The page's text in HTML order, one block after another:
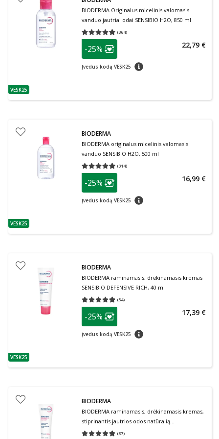
patarimas
VESK25
BIODERMA Originalus micelinis valomasis
vanduo jautriai odai SENSIBIO H2O, 850 ml
(364)
Vidutinis įvertinimas 4.96
patarimas
Lojalumo klubo narių nuolaida
-25%
Įvedus kodą VESK25 patarimas
22,79 €
patarimas
VESK25
BIODERMA
BIODERMA originalus micelinis valomasis
vanduo SENSIBIO H2O, 500 ml
(314)
Vidutinis įvertinimas 4.97
patarimas
Lojalumo klubo narių nuolaida
-25%
Įvedus kodą VESK25 patarimas
16,99 €
patarimas
VESK25
BIODERMA
BIODERMA raminamasis, drėkinamasis kremas
SENSIBIO DEFENSIVE RICH, 40 ml
(34)
Vidutinis įvertinimas 4.88
patarimas
Lojalumo klubo narių nuolaida
-25%
Įvedus kodą VESK25 patarimas
17,39 €
BIODERMA
BIODERMA raminamasis, drėkinamasis kremas,
stiprinantis jautrios odos natūralią
apsisaugojimo nuo išorinių agresijų funkciją
(37)
Vidutinis įvertinimas 4.81